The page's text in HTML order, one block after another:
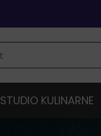
STUDIO KULINARNE